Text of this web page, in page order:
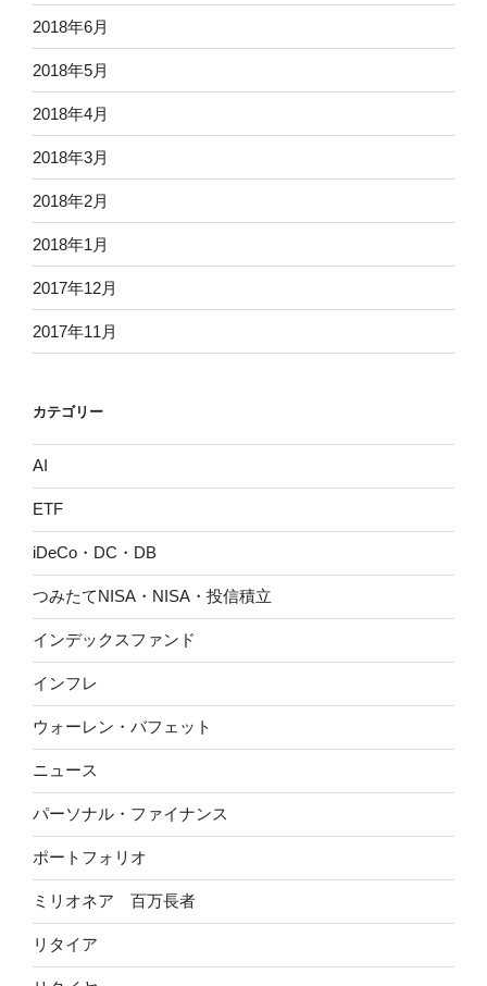
2018年6月
2018年5月
2018年4月
2018年3月
2018年2月
2018年1月
2017年12月
2017年11月
カテゴリー
AI
ETF
iDeCo・DC・DB
つみたてNISA・NISA・投信積立
インデックスファンド
インフレ
ウォーレン・バフェット
ニュース
パーソナル・ファイナンス
ポートフォリオ
ミリオネア 百万長者
リタイア